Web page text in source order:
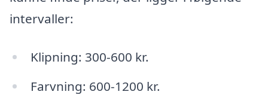
intervaller:
Klipning: 300-600 kr.
Farvning: 600-1200 kr.